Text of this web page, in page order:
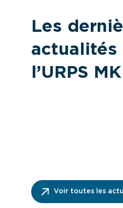
Les
actualités
l’URPS
Voir toutes les